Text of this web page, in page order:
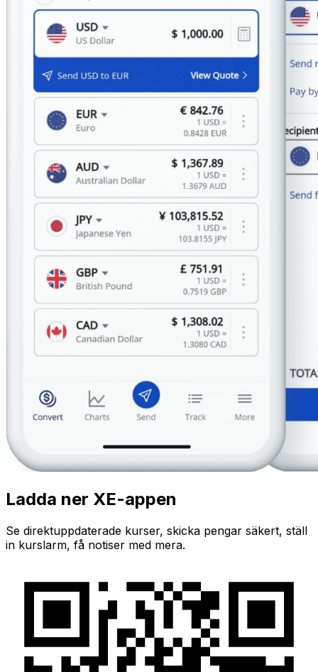
Ladda ner XE-appen
Se direktuppdaterade kurser, skicka pengar säkert, ställ
in kurslarm, få notiser med mera.